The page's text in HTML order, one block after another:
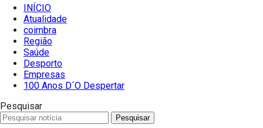
INÍCIO
Atualidade
coimbra
Região
Saúde
Desporto
Empresas
100 Anos D´O Despertar
Pesquisar
Pesquisar